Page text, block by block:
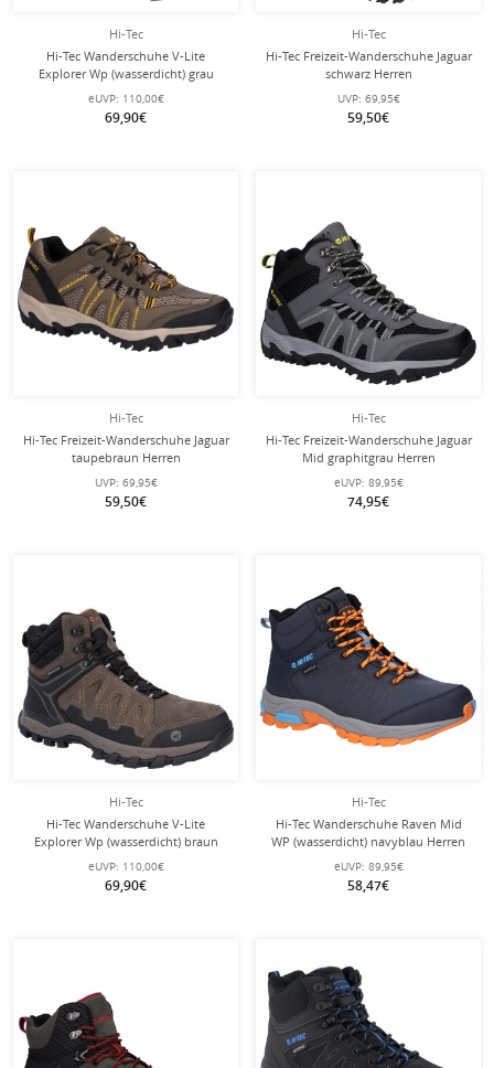
Hi-Tec
Hi-Tec Wanderschuhe V-Lite
Explorer Wp (wasserdicht) grau
Herren
eUVP: 110,00€
69,90€
Hi-Tec
Hi-Tec Freizeit-Wanderschuhe Jaguar
schwarz Herren
UVP: 69,95€
59,50€
Hi-Tec
Hi-Tec Freizeit-Wanderschuhe Jaguar
taupebraun Herren
UVP: 69,95€
59,50€
Hi-Tec
Hi-Tec Freizeit-Wanderschuhe Jaguar
Mid graphitgrau Herren
eUVP: 89,95€
74,95€
Hi-Tec
Hi-Tec Wanderschuhe V-Lite
Explorer Wp (wasserdicht) braun
Herren
eUVP: 110,00€
69,90€
Hi-Tec
Hi-Tec Wanderschuhe Raven Mid
WP (wasserdicht) navyblau Herren
eUVP: 89,95€
58,47€